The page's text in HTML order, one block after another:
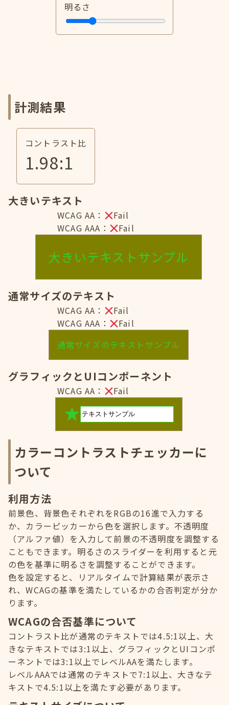
明るさ
計測結果
コントラスト比
1.98:1
大きいテキスト
WCAG AA：
Fail
WCAG AAA：
Fail
大きいテキストサンプル
通常サイズのテキスト
WCAG AA：
Fail
WCAG AAA：
Fail
通常サイズのテキストサンプル
グラフィックとUIコンポーネント
WCAG AA： Fail
カラーコントラストチェッカーに
ついて
利用方法
前景色、背景色それぞれをRGBの16進で入力する
か、カラーピッカーから色を選択します。不透明度
（アルファ値）を入力して前景の不透明度を調整する
こともできます。明るさのスライダーを利用すると元
の色を基準に明るさを調整することができます。
色を設定すると、リアルタイムで計算結果が表示さ
れ、WCAGの基準を満たしているかの合否判定が分か
ります。
WCAGの合否基準について
コントラスト比が通常のテキストでは4.5:1以上、大
きなテキストでは3:1以上、グラフィックとUIコンポ
ーネントでは3:1以上でレベルAAを満たします。
レベルAAAでは通常のテキストで7:1以上、大きなテ
キストで4.5:1以上を満たす必要があります。